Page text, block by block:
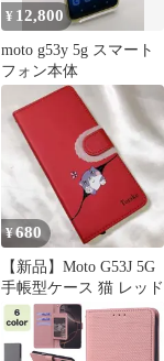
¥ 12,800
moto g53y 5g スマート
フォン本体
¥680
【新品】Moto G53J 5G
手帳型ケース 猫 レッド